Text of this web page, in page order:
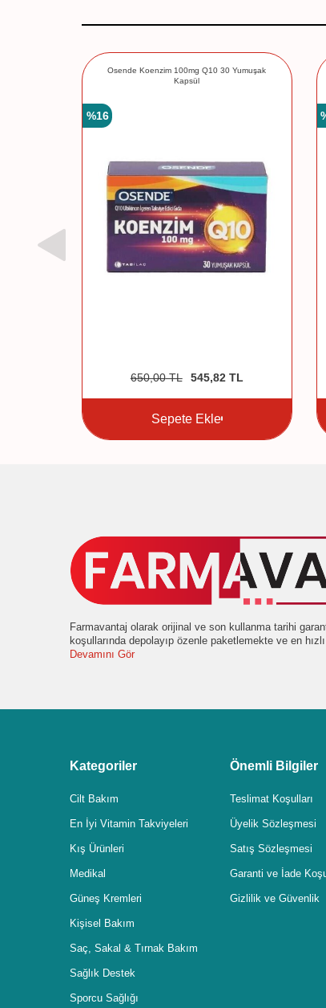
Osende Koenzim 100mg Q10 30 Yumuşak
Kapsül
%16
650,00TL 545,82TL
Sepete Ekle
Farmavantaj olarak orijinal ve son kullanma tarihi
koşullarında depolayıp özenle paketlemekte ve en
Devamını Gör
Kategoriler
Cilt Bakım
En İyi Vitamin Takviyeleri
Kış Ürünleri
Medikal
Güneş Kremleri
Kişisel Bakım
Saç, Sakal & Tırnak Bakım
Sağlık Destek
Sporcu Sağlığı
Önemli Bilgiler
Teslimat Koşulları
Üyelik Sözleşmesi
Satış Sözleşmesi
Garanti ve İade
Gizlilik ve Güvenlik